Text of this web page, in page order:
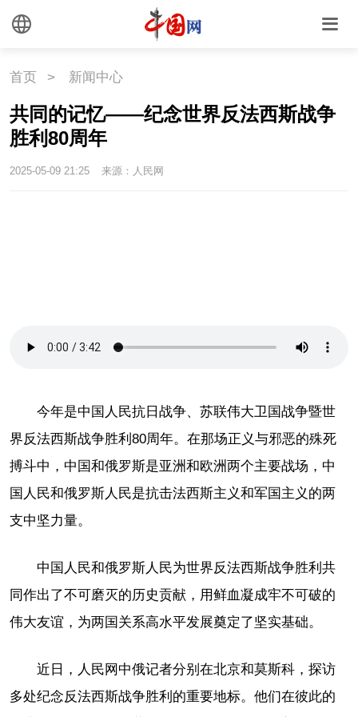
国情
海洋 草原 湾区
联盟
首页 > 新闻中心
共同的记忆——纪念世界反法西斯战争
胜利80周年
2025-05-09 21:25 来源：人民网
今年是中国人民抗日战争、苏联伟大卫国战争暨世
界反法西斯战争胜利80周年。在那场正义与邪恶的殊死
搏斗中，中国和俄罗斯是亚洲和欧洲两个主要战场，中
国人民和俄罗斯人民是抗击法西斯主义和军国主义的两
支中坚力量。
中国人民和俄罗斯人民为世界反法西斯战争胜利共
同作出了不可磨灭的历史贡献，用鲜血凝成牢不可破的
伟大友谊，为两国关系高水平发展奠定了坚实基础。
近日，人民网中俄记者分别在北京和莫斯科，探访
多处纪念反法西斯战争胜利的重要地标。他们在彼此的